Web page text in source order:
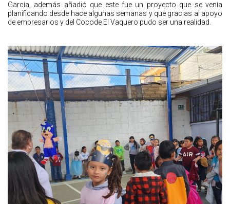
García, además añadió que este fue un proyecto que se venía
planificando desde hace algunas semanas y que gracias al apoyo
de empresarios y del Cocode El Vaquero pudo ser una realidad.